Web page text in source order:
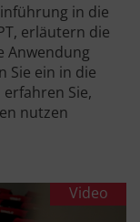
in die
erläutern die
Anwendung
Sie ein in die
Sie,
nutzen
Video